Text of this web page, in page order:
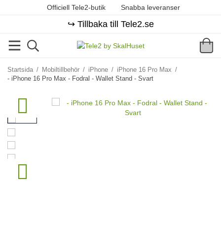
Officiell Tele2-butik Snabba leveranser
↪️ Tillbaka till Tele2.se
Startsida / Mobiltillbehör / iPhone / iPhone 16 Pro Max /
- iPhone 16 Pro Max - Fodral - Wallet Stand - Svart